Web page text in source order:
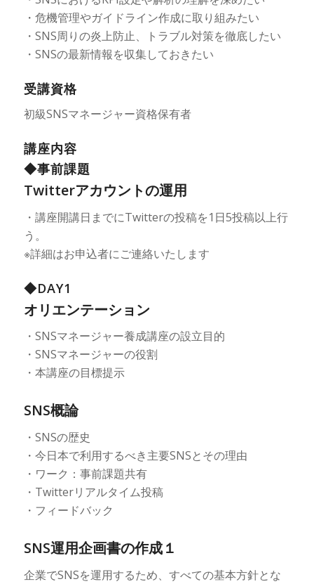
・危機管理やガイドライン作成に取り組みたい
・SNS周りの炎上防止、トラブル対策を徹底したい
・SNSの最新情報を収集しておきたい
受講資格
初級SNSマネージャー資格保有者
講座内容
◆事前課題
Twitterアカウントの運用
・講座開講日までにTwitterの投稿を1日5投稿以上行
う。
※詳細はお申込者にご連絡いたします
◆DAY1
オリエンテーション
・SNSマネージャー養成講座の設立目的
・SNSマネージャーの役割
・本講座の目標提示
SNS概論
・SNSの歴史
・今日本で利用するべき主要SNSとその理由
・ワーク：事前課題共有
・Twitterリアルタイム投稿
・フィードバック
SNS運用企画書の作成１
企業でSNSを運用するため、すべての基本方針とな